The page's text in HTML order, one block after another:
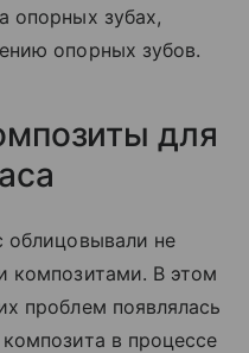
опорных зубах,
опорных зубов.
для
облицовывали не
композитами. В этом
проблем появлялась
в процессе